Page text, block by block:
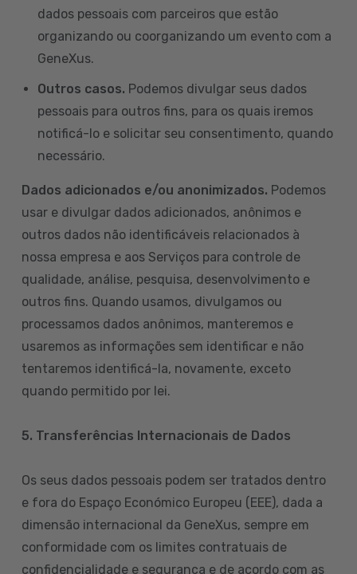
dados pessoais com parceiros que estão
organizando ou coorganizando um evento com a
GeneXus.
Outros casos. Podemos divulgar seus dados
pessoais para outros fins, para os quais iremos
notificá-lo e solicitar seu consentimento, quando
necessário.
Dados adicionados e/ou anonimizados. Podemos
usar e divulgar dados adicionados, anônimos e
outros dados não identificáveis relacionados à
nossa empresa e aos Serviços para controle de
qualidade, análise, pesquisa, desenvolvimento e
outros fins. Quando usamos, divulgamos ou
processamos dados anônimos, manteremos e
usaremos as informações sem identificar e não
tentaremos identificá-la, novamente, exceto
quando permitido por lei.
5. Transferências Internacionais de Dados
Os seus dados pessoais podem ser tratados dentro
e fora do Espaço Económico Europeu (EEE), dada a
dimensão internacional da GeneXus, sempre em
conformidade com os limites contratuais de
confidencialidade e segurança e de acordo com as